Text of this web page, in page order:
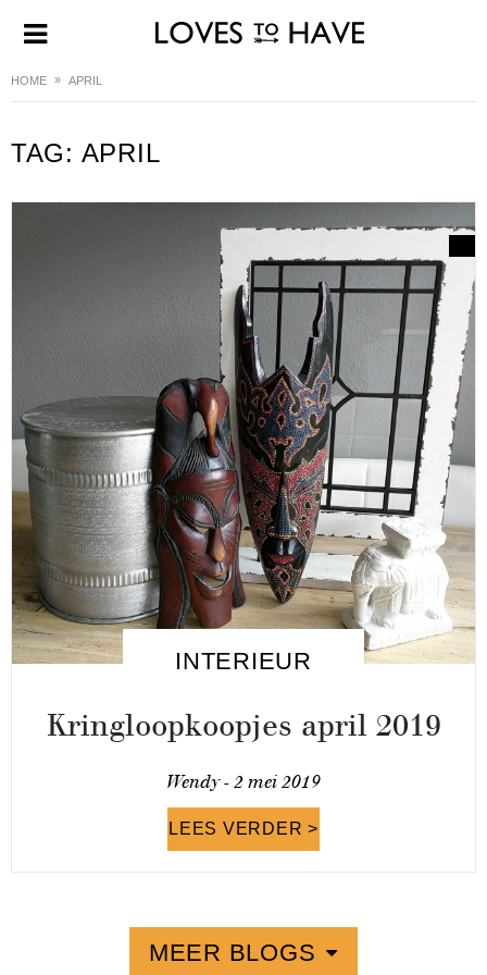
HOME APRIL
TAG: APRIL
INTERIEUR
Kringloopkoopjes april 2019
Wendy - 2 mei 2019
LEES VERDER >
MEER BLOGS